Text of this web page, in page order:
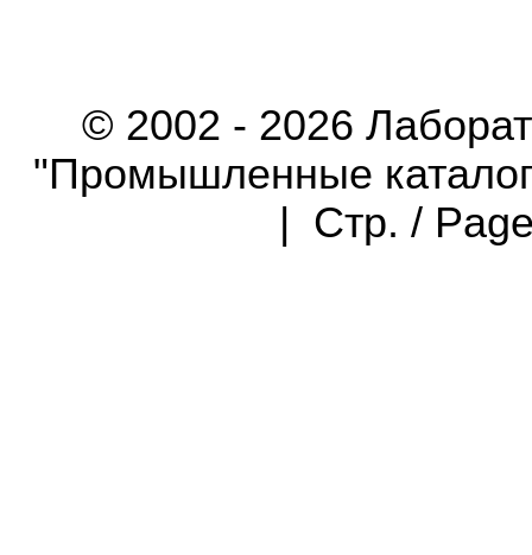
© 2002 - 2026
"Промышленные
| Стр. /